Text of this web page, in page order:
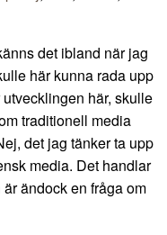
det ibland när jag
här kunna rada upp
här, skulle
traditionell media
det jag tänker ta upp
media. Det handlar
ändock en fråga om